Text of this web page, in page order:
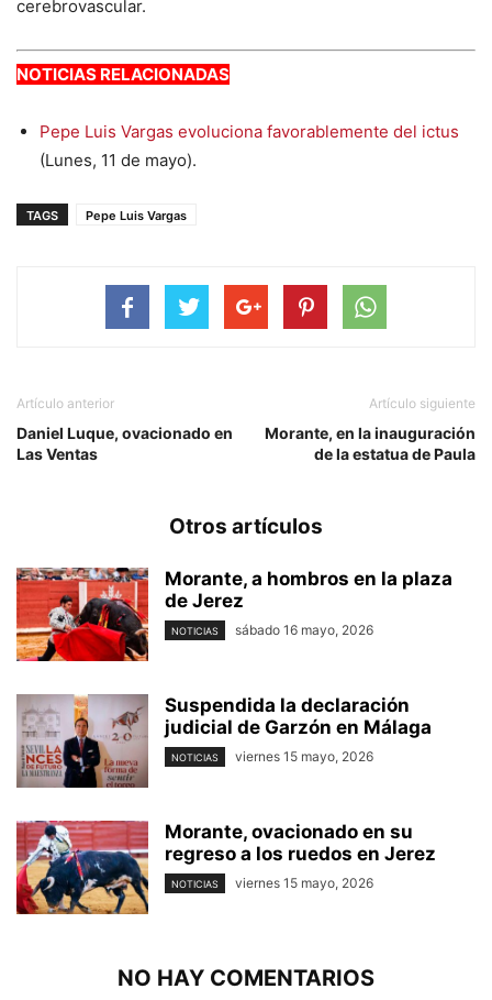
cerebrovascular.
NOTICIAS RELACIONADAS
Pepe Luis Vargas evoluciona favorablemente del ictus
(Lunes, 11 de mayo).
TAGS Pepe Luis Vargas
Artículo anterior
Daniel Luque, ovacionado en
Las Ventas
Artículo siguiente
Morante, en la inauguración
de la estatua de Paula
Otros artículos
Morante, a hombros en la plaza
de Jerez
NOTICIAS sábado 16 mayo, 2026
Suspendida la declaración
judicial de Garzón en Málaga
NOTICIAS viernes 15 mayo, 2026
Morante, ovacionado en su
regreso a los ruedos en Jerez
NOTICIAS viernes 15 mayo, 2026
NO HAY COMENTARIOS